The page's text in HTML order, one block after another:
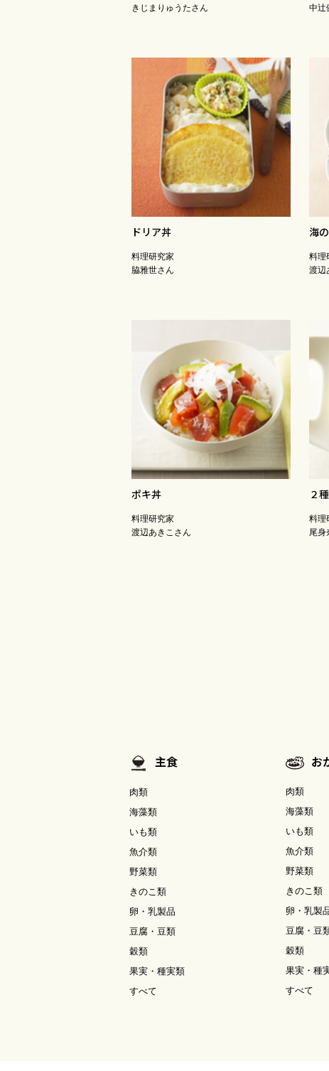
きじまりゅうたさん
中辻
ドリア丼
料理研究家
脇雅世さん
海
料理
渡辺
ポキ丼
料理研究家
渡辺あきこさん
２
料理
尾身
主食
肉類
海藻類
いも類
魚介類
野菜類
きのこ類
卵・乳製品
豆腐・豆類
穀類
果実・種実類
すべて
お
肉類
海藻類
いも類
魚介類
野菜類
きのこ類
卵・乳製
豆腐・豆
穀類
果実・種
すべて